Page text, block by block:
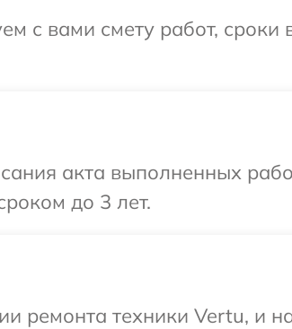
с вами смету работ,
акта выполненных
до 3 лет.
ремонта техники Vertu, и